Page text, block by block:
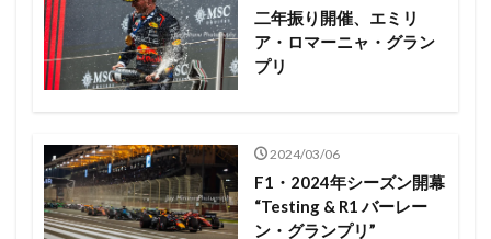
二年振り開催、エミリ
ア・ロマーニャ・グラン
プリ
2024/03/06
F1・2024年シーズン開幕
“Testing & R1 バーレー
ン・グランプリ”